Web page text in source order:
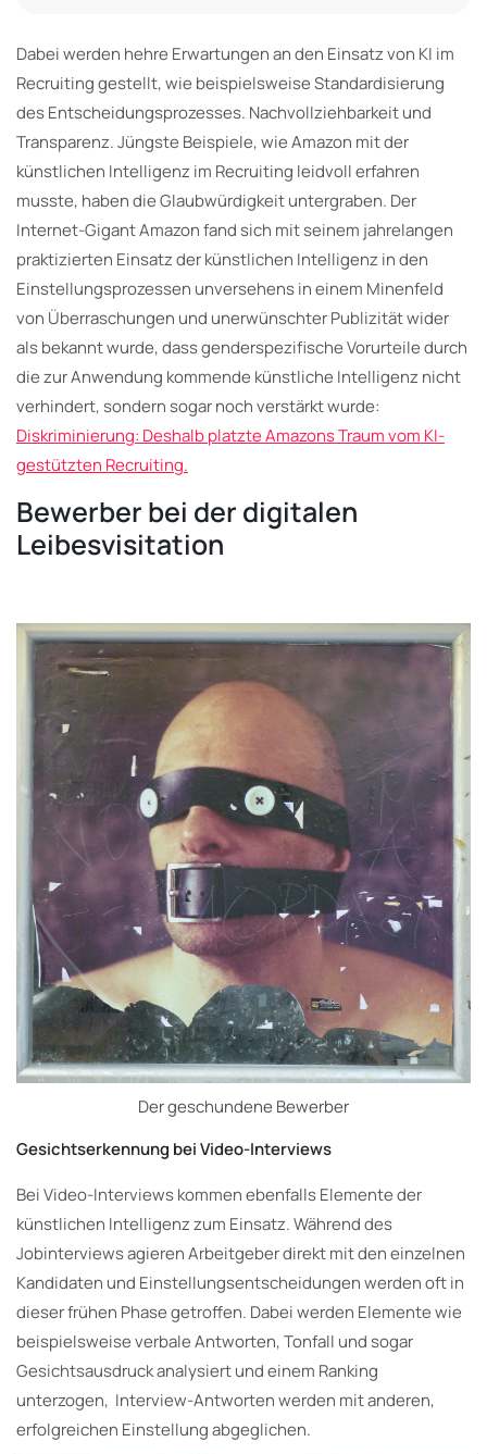
Dabei werden hehre Erwartungen an den Einsatz von KI im
Recruiting gestellt, wie beispielsweise Standardisierung
des Entscheidungsprozesses. Nachvollziehbarkeit und
Transparenz. Jüngste Beispiele, wie Amazon mit der
künstlichen Intelligenz im Recruiting leidvoll erfahren
musste, haben die Glaubwürdigkeit untergraben. Der
Internet-Gigant Amazon fand sich mit seinem jahrelangen
praktizierten Einsatz der künstlichen Intelligenz in den
Einstellungsprozessen unversehens in einem Minenfeld
von Überraschungen und unerwünschter Publizität wider
als bekannt wurde, dass genderspezifische Vorurteile durch
die zur Anwendung kommende künstliche Intelligenz nicht
verhindert, sondern sogar noch verstärkt wurde:
Diskriminierung: Deshalb platzte Amazons Traum vom KI-
gestützten Recruiting.
Bewerber bei der digitalen
Leibesvisitation
Der geschundene Bewerber
Gesichtserkennung bei Video-Interviews
Bei Video-Interviews kommen ebenfalls Elemente der
künstlichen Intelligenz zum Einsatz. Während des
Jobinterviews agieren Arbeitgeber direkt mit den einzelnen
Kandidaten und Einstellungsentscheidungen werden oft in
dieser frühen Phase getroffen. Dabei werden Elemente wie
beispielsweise verbale Antworten, Tonfall und sogar
Gesichtsausdruck analysiert und einem Ranking
unterzogen, Interview-Antworten werden mit anderen,
erfolgreichen Einstellung abgeglichen.